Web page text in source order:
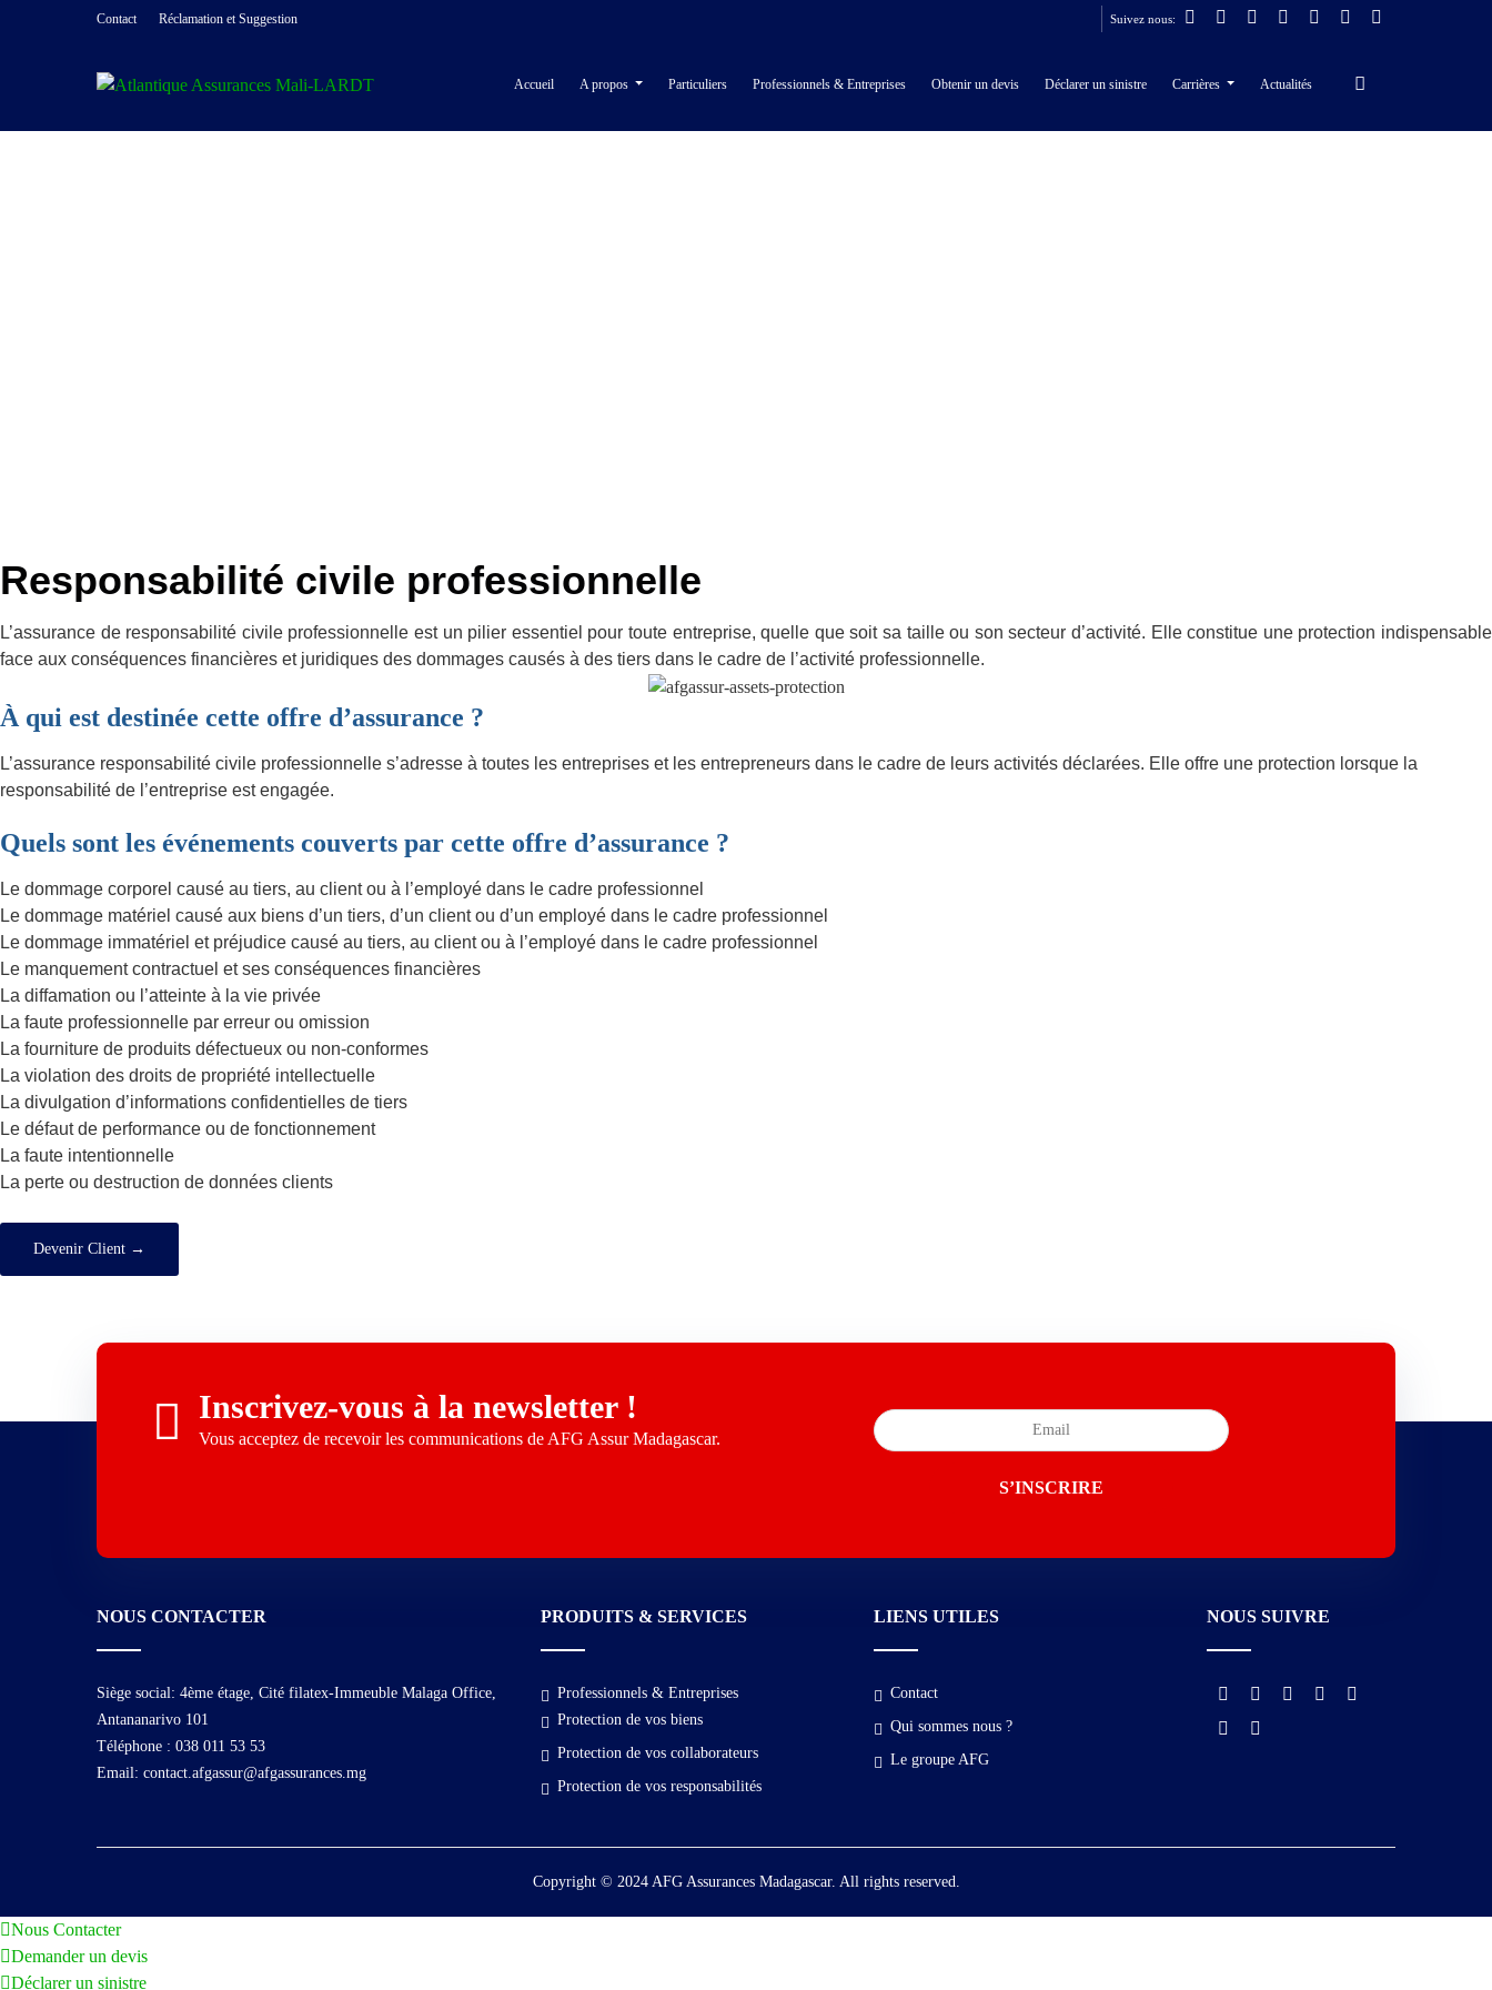
Contact Réclamation et Suggestion Suivez nous:
Accueil A propos Particuliers Professionnels & Entreprises Obtenir un devis Déclarer un sinistre Carrières Actualités
Responsabilité civile professionnelle
L’assurance de responsabilité civile professionnelle est un pilier essentiel pour toute entreprise, quelle que soit sa taille ou son secteur d’activité. Elle constitue une protection indispensable
face aux conséquences financières et juridiques des dommages causés à des tiers dans le cadre de l’activité professionnelle.
À qui est destinée cette offre d’assurance ?
L’assurance responsabilité civile professionnelle s’adresse à toutes les entreprises et les entrepreneurs dans le cadre de leurs activités déclarées. Elle offre une protection lorsque la
responsabilité de l’entreprise est engagée.
Quels sont les événements couverts par cette offre d’assurance ?
Le dommage corporel causé au tiers, au client ou à l’employé dans le cadre professionnel
Le dommage matériel causé aux biens d’un tiers, d’un client ou d’un employé dans le cadre professionnel
Le dommage immatériel et préjudice causé au tiers, au client ou à l’employé dans le cadre professionnel
Le manquement contractuel et ses conséquences financières
La diffamation ou l’atteinte à la vie privée
La faute professionnelle par erreur ou omission
La fourniture de produits défectueux ou non-conformes
La violation des droits de propriété intellectuelle
La divulgation d’informations confidentielles de tiers
Le défaut de performance ou de fonctionnement
La faute intentionnelle
La perte ou destruction de données clients
Devenir Client →
Inscrivez-vous à la newsletter !
Vous acceptez de recevoir les communications de AFG Assur Madagascar.
NOUS CONTACTER
Siège social: 4ème étage, Cité filatex-Immeuble Malaga Office,
Antananarivo 101
Téléphone : 038 011 53 53
Email: contact.afgassur@afgassurances.mg
PRODUITS & SERVICES
Professionnels & Entreprises
Protection de vos biens
Protection de vos collaborateurs
Protection de vos responsabilités
LIENS UTILES
Contact
Qui sommes nous ?​
Le groupe AFG
NOUS SUIVRE
Copyright © 2024 AFG Assurances Madagascar. All rights reserved.
Nous Contacter
Demander un devis
Déclarer un sinistre